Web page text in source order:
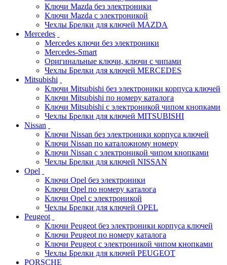
Ключи Mazda без электроники
Ключи Mazda с электроникой
Чехлы Брелки для ключей MAZDA
Mercedes
Mercedes ключи без электроники
Mercedes-Smart
Оригинальные ключи, ключи с чипами
Чехлы Брелки для ключей MERCEDES
Mitsubishi
Ключи Mitsubishi без электроники корпуса ключей
Ключи Mitsubishi по номеру каталога
Ключи Mitsubishi с электроникой чипом кнопками
Чехлы Брелки для ключей MITSUBISHI
Nissan
Ключи Nissan без электроники корпуса ключей
Ключи Nissan по каталожному номеру
Ключи Nissan с электроникой чипом кнопками
Чехлы Брелки для ключей NISSAN
Opel
Ключи Opel без электроники
Ключи Opel по номеру каталога
Ключи Opel с электроникой
Чехлы Брелки для ключей OPEL
Peugeot
Ключи Peugeot без электроники корпуса ключей
Ключи Peugeot по номеру каталога
Ключи Peugeot с электроникой чипом кнопками
Чехлы Брелки для ключей PEUGEOT
PORSCHE